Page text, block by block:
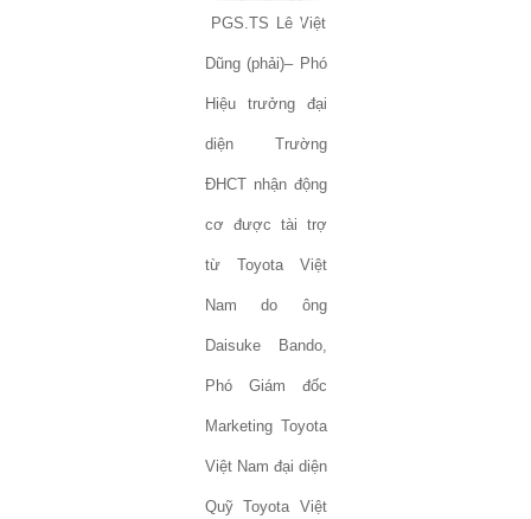
PGS.TS Lê Việt
Dũng (phải)– Phó
Hiệu trưởng đại
diện Trường
ĐHCT nhận động
cơ được tài trợ
từ Toyota Việt
Nam do ông
Daisuke Bando,
Phó Giám đốc
Marketing Toyota
Việt Nam đại diện
Quỹ Toyota Việt